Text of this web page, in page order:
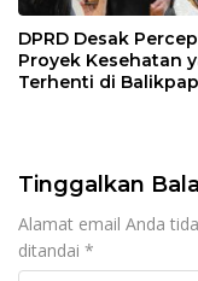
DPRD Desak
Proyek Kesehatan
Terhenti di
Tinggalkan
Alamat email Anda
ditandai *